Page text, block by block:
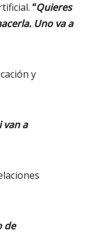
“Quieres
Uno va a
y
van a
de